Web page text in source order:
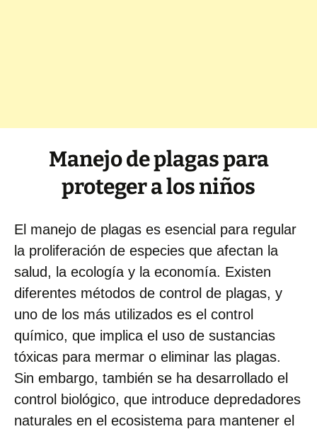
Manejo de plagas para
proteger a los niños
El manejo de plagas es esencial para regular
la proliferación de especies que afectan la
salud, la ecología y la economía. Existen
diferentes métodos de control de plagas, y
uno de los más utilizados es el control
químico, que implica el uso de sustancias
tóxicas para mermar o eliminar las plagas.
Sin embargo, también se ha desarrollado el
control biológico, que introduce depredadores
naturales en el ecosistema para mantener el